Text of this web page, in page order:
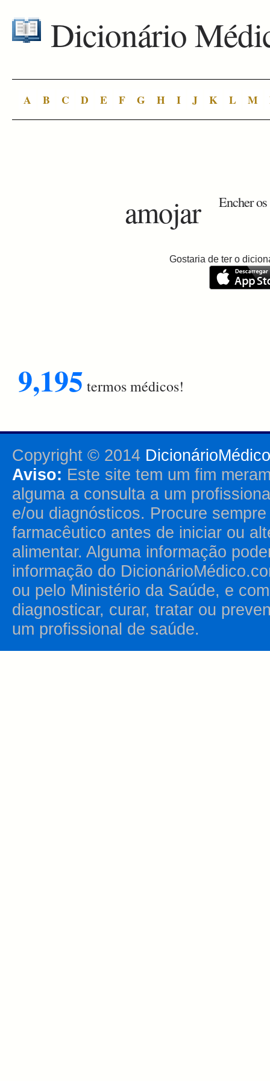
Dicionário
A B C D E F G H I J K L M
amojar Encher
Gostaria de ter o
9,195 termos médicos!
Copyright © 2014
Aviso: Este site tem um fim
alguma a consulta a um
e/ou diagnósticos. Procure
farmacêutico antes de iniciar ou
alimentar. Alguma informação
informação do
ou pelo Ministério da Saúde, e
diagnosticar, curar, tratar ou
um profissional de saúde.